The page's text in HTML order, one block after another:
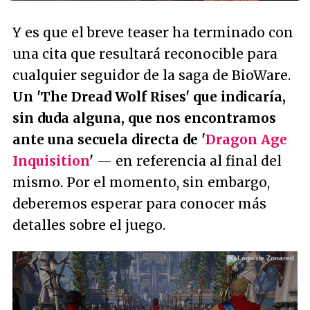
Y es que el breve teaser ha terminado con
una cita que resultará reconocible para
cualquier seguidor de la saga de BioWare.
Un 'The Dread Wolf Rises' que indicaría,
sin duda alguna, que nos encontramos
ante una secuela directa de 'Dragon Age
Inquisition' — en referencia al final del
mismo. Por el momento, sin embargo,
deberemos esperar para conocer más
detalles sobre el juego.